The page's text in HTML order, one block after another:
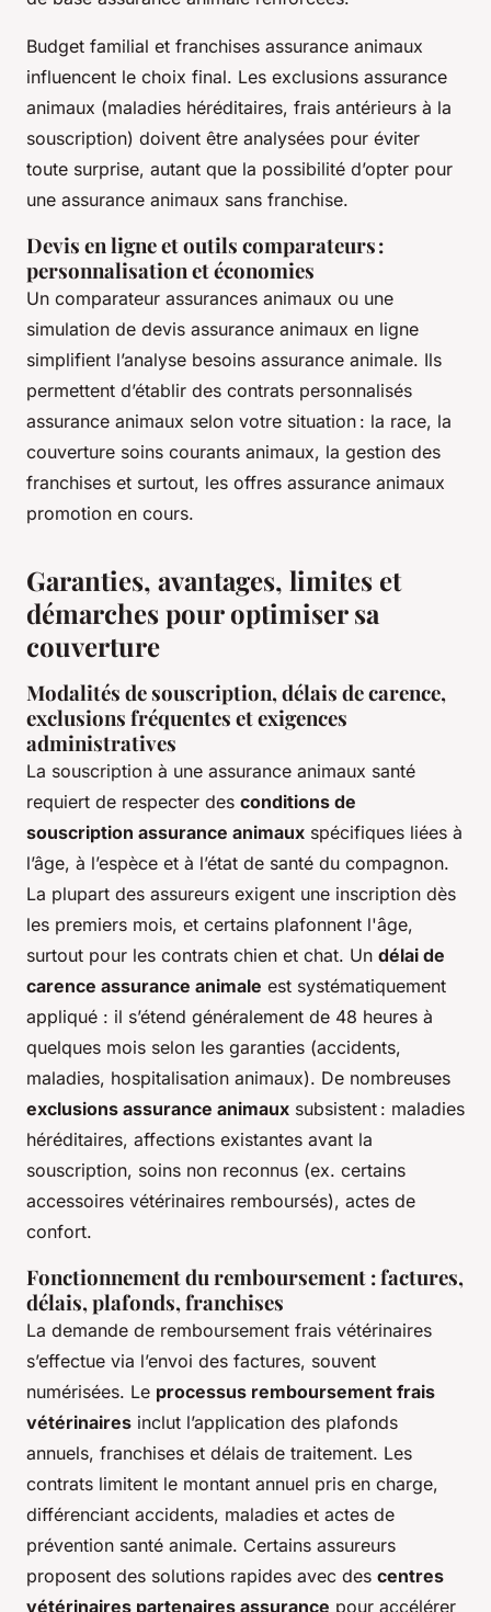
Budget familial et franchises assurance animaux
influencent le choix final. Les exclusions assurance
animaux (maladies héréditaires, frais antérieurs à la
souscription) doivent être analysées pour éviter
toute surprise, autant que la possibilité d’opter pour
une assurance animaux sans franchise.
Devis en ligne et outils comparateurs :
personnalisation et économies
Un comparateur assurances animaux ou une
simulation de devis assurance animaux en ligne
simplifient l’analyse besoins assurance animale. Ils
permettent d’établir des contrats personnalisés
assurance animaux selon votre situation : la race, la
couverture soins courants animaux, la gestion des
franchises et surtout, les offres assurance animaux
promotion en cours.
Garanties, avantages, limites et
démarches pour optimiser sa
couverture
Modalités de souscription, délais de carence,
exclusions fréquentes et exigences
administratives
La souscription à une assurance animaux santé
requiert de respecter des conditions de
souscription assurance animaux spécifiques liées à
l’âge, à l’espèce et à l’état de santé du compagnon.
La plupart des assureurs exigent une inscription dès
les premiers mois, et certains plafonnent l'âge,
surtout pour les contrats chien et chat. Un délai de
carence assurance animale est systématiquement
appliqué : il s’étend généralement de 48 heures à
quelques mois selon les garanties (accidents,
maladies, hospitalisation animaux). De nombreuses
exclusions assurance animaux subsistent : maladies
héréditaires, affections existantes avant la
souscription, soins non reconnus (ex. certains
accessoires vétérinaires remboursés), actes de
confort.
Fonctionnement du remboursement : factures,
délais, plafonds, franchises
La demande de remboursement frais vétérinaires
s’effectue via l’envoi des factures, souvent
numérisées. Le processus remboursement frais
vétérinaires inclut l’application des plafonds
annuels, franchises et délais de traitement. Les
contrats limitent le montant annuel pris en charge,
différenciant accidents, maladies et actes de
prévention santé animale. Certains assureurs
proposent des solutions rapides avec des centres
vétérinaires partenaires assurance pour accélérer